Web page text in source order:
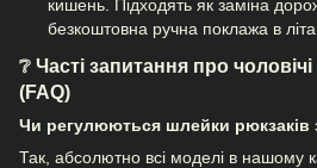
кишень. Підходять як заміна
безкоштовна ручна поклажа в
❔ Часті запитання про
(FAQ)
Чи регулюються шлейки
Так, абсолютно всі моделі в нашому